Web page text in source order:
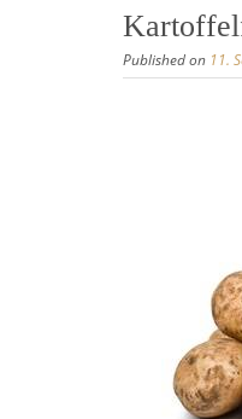
Published on 11.